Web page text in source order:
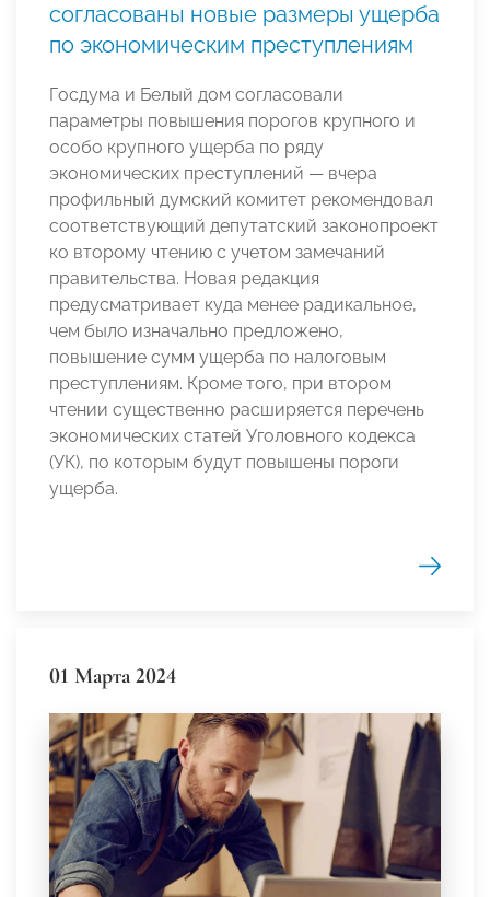
согласованы новые размеры ущерба
по экономическим преступлениям
Госдума и Белый дом согласовали
параметры повышения порогов крупного и
особо крупного ущерба по ряду
экономических преступлений — вчера
профильный думский комитет рекомендовал
соответствующий депутатский законопроект
ко второму чтению с учетом замечаний
правительства. Новая редакция
предусматривает куда менее радикальное,
чем было изначально предложено,
повышение сумм ущерба по налоговым
преступлениям. Кроме того, при втором
чтении существенно расширяется перечень
экономических статей Уголовного кодекса
(УК), по которым будут повышены пороги
ущерба.
01 Марта 2024